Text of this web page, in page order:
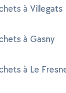
à Villegats
à Gasny
à Le